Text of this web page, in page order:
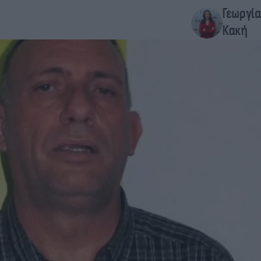
Γεωργία
Κακή